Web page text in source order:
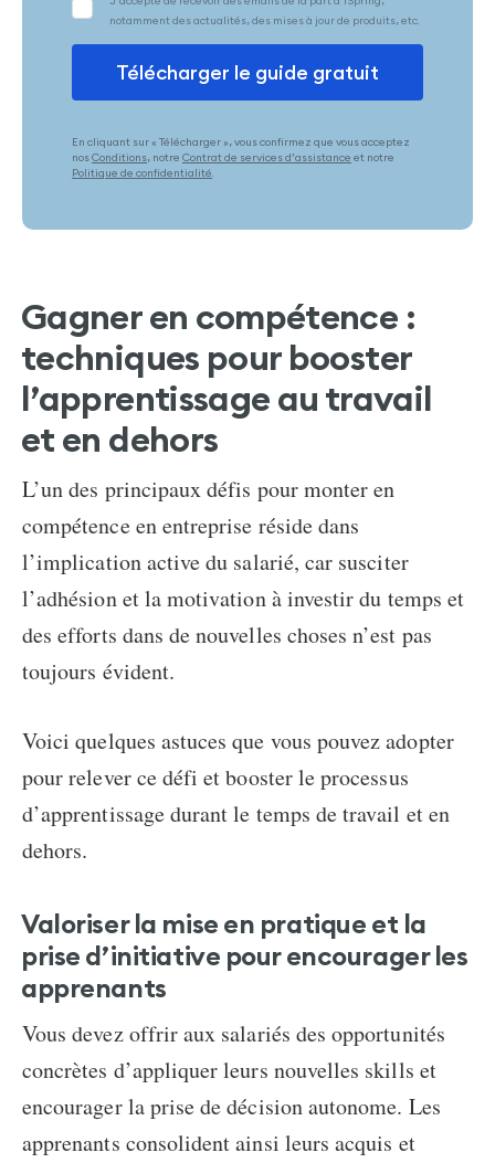
En cliquant sur « Télécharger », vous confirmez que vous acceptez
nosConditions, notre Contrat de services d’assistance et notre
Politique de confidentialité.
Gagner en compétence :
techniques pour booster
l’apprentissage au travail
et en dehors
L’un des principaux défis pourmonter en
compétence en entreprise réside dans
l’implication active du salarié, car susciter
l’adhésion et la motivation à investir du temps et
des efforts dans de nouvelles choses n’est pas
toujours évident.
Voici quelques astuces que vous pouvez adopter
pour relever ce défi et booster le processus
d’apprentissage durant le temps de travail et en
dehors.
Valoriser la mise en pratique et la
prise d’initiative pour encourager les
apprenants
Vous devez offrir aux salariés des opportunités
concrètes d’appliquer leurs nouvelles skills et
encourager la prise de décision autonome. Les
apprenants consolident ainsi leurs acquis et